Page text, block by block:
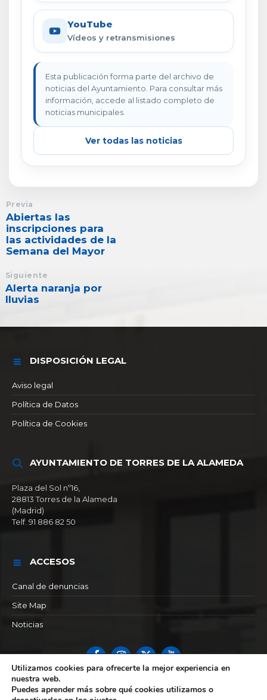
YouTube
Vídeos y retransmisiones
Esta publicación forma parte del archivo de
noticias del Ayuntamiento. Para consultar más
información, accede al listado completo de
noticias municipales.
Ver todas las noticias
Previa
Abiertas las
inscripciones para
las actividades de la
Semana del Mayor
Siguiente
Alerta naranja por
lluvias
DISPOSICIÓN LEGAL
Aviso legal
Política de Datos
Política de Cookies
AYUNTAMIENTO DE TORRES DE LA ALAMEDA
Plaza del Sol nº16,
28813 Torres de la Alameda
(Madrid)
Telf. 91 886 82 50
ACCESOS
Canal de denuncias
Site Map
Noticias
FacebookInstagram
X YouTube
Utilizamos cookies para ofrecerte la mejor experiencia en
nuestra web.
Puedes aprender más sobre qué cookies utilizamos o